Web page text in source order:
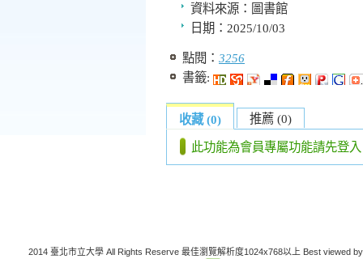
資料來源： 圖書館
日期： 2025/10/03
點閱： 3256
書籤:
收藏 (0) 推薦 (0)
此功能為會員專屬功能請先登入
2014 臺北市立大學 All Rights Reserve 最佳瀏覽解析度1024x768以上 Best viewed